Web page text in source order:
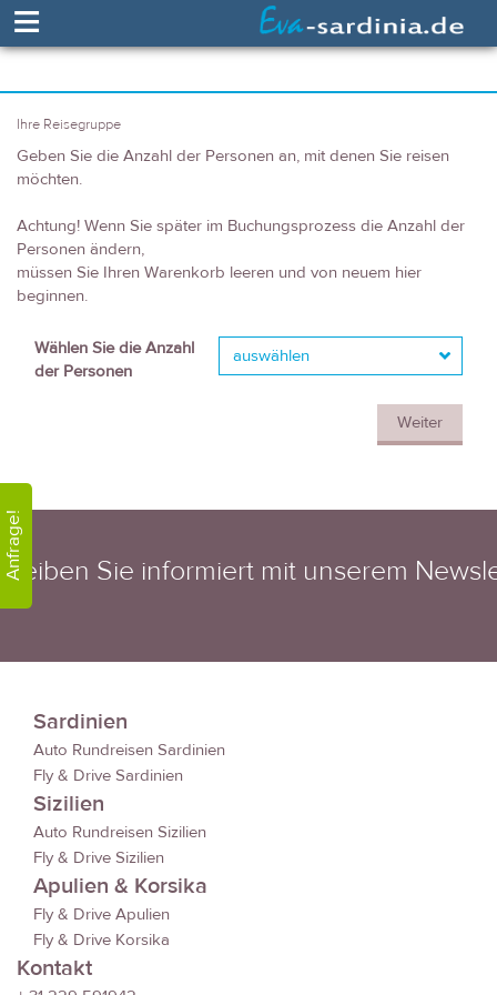
Anfrage!
≡
Ihre Reisegruppe
Geben Sie die Anzahl der Personen an, mit denen Sie reisen
möchten.
Achtung! Wenn Sie später im Buchungsprozess die Anzahl der
Personen ändern,
müssen Sie Ihren Warenkorb leeren und von neuem hier
beginnen.
Wählen Sie die Anzahl
der Personen
auswählen
Bleiben Sie informiert mit unserem
Sardinien
Auto Rundreisen Sardinien
Fly & Drive Sardinien
Sizilien
Auto Rundreisen Sizilien
Fly & Drive Sizilien
Apulien & Korsika
Fly & Drive Apulien
Fly & Drive Korsika
Kontakt